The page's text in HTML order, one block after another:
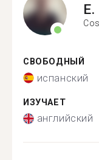
E.
СВОБОДНЫЙ
испанский
ИЗУЧАЕТ
английский